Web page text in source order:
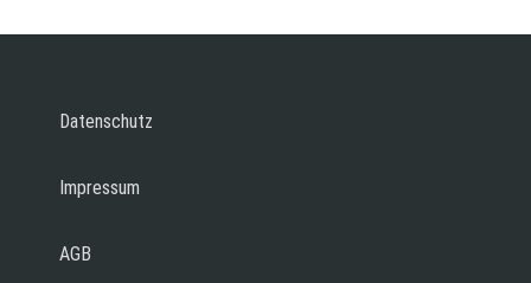
Datenschutz
Impressum
AGB